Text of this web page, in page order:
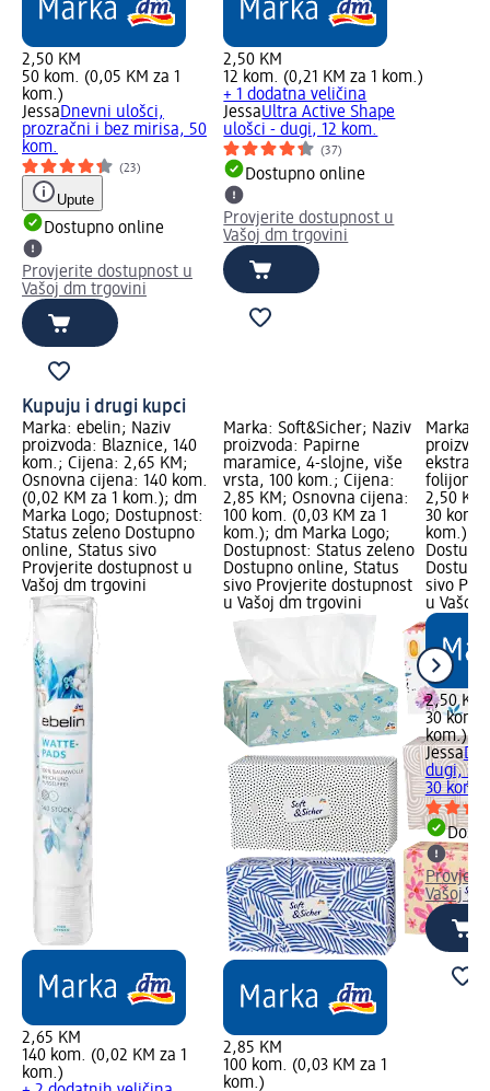
2,50 KM
50 kom. (0,05 KM za 1
kom.)
JessaDnevni ulošci,
prozračni i bez mirisa, 50
kom.
(23)
Upute
Dostupno online
Provjerite dostupnost u
Vašoj dm trgovini
2,50 KM
12 kom. (0,21 KM za 1 kom.)
+ 1 dodatna veličina
JessaUltra Active Shape
ulošci - dugi, 12 kom.
(37)
Dostupno online
Provjerite dostupnost u
Vašoj dm trgovini
Kupuju i drugi kupci
Marka: ebelin; Naziv
proizvoda: Blaznice, 140
kom.; Cijena: 2,65 KM;
Osnovna cijena: 140 kom.
(0,02 KM za 1 kom.); dm
Marka Logo; Dostupnost:
Status zeleno Dostupno
online, Status sivo
Provjerite dostupnost u
Vašoj dm trgovini
2,65 KM
140 kom. (0,02 KM za 1
kom.)
Marka: Soft&Sicher; Naziv
proizvoda: Papirne
maramice, 4-slojne, više
vrsta, 100 kom.; Cijena:
2,85 KM; Osnovna cijena:
100 kom. (0,03 KM za 1
kom.); dm Marka Logo;
Dostupnost: Status zeleno
Dostupno online, Status
sivo Provjerite dostupnost
u Vašoj dm trgovini
2,85 KM
100 kom. (0,03 KM za 1
kom.)
Marka:
ekstra
folijom,
2,50
30 kom.
kom.);
sivo
u Vašoj
2,50 KM
30 kom.
kom.)
Jessa
dugi, sa
30 kom.
Vašoj